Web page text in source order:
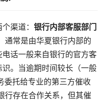
渠道：​ ​银行内部客服部门​
通常是由华夏银行内部的
话一般来自银行的官方客
。当逾期时间较长（一般
委托给专业的第三方催收
行存在合作关系，但其催